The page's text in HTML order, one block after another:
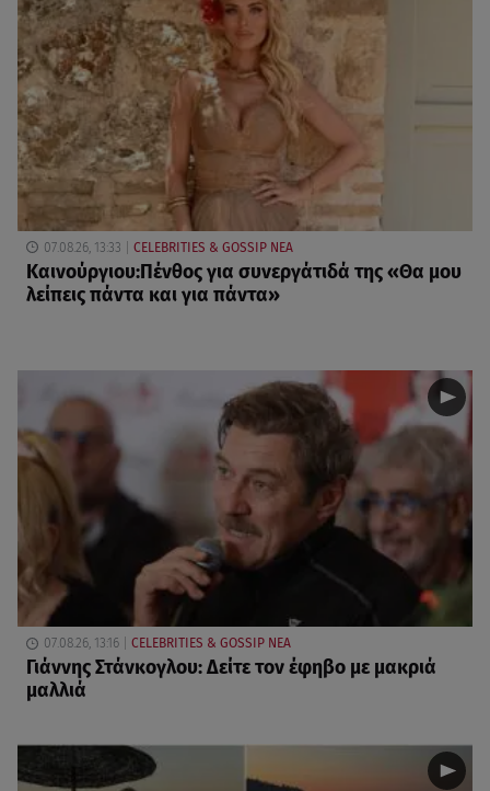
07.08.26, 13:33 CELEBRITIES & GOSSIP ΝΕΑ
Καινούργιου:Πένθος για συνεργάτιδά της «Θα μου
λείπεις πάντα και για πάντα»
07.08.26, 13:16 CELEBRITIES & GOSSIP ΝΕΑ
Γιάννης Στάνκογλου: Δείτε τον έφηβο με μακριά
μαλλιά